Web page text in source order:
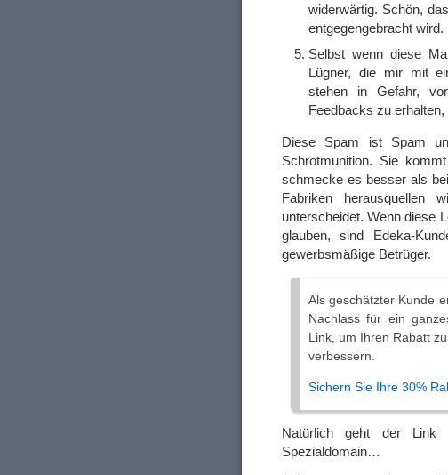
widerwärtig. Schön,
entgegengebracht wird.
Selbst wenn diese
Lügner, die mir mit
stehen in Gefahr,
Feedbacks zu
Diese Spam ist Spam
Schrotmunition. Sie
schmecke es besser als
Fabriken herausquellen
unterscheidet. Wenn diese
glauben, sind Edeka-
gewerbsmäßige Betrüger.
Als geschätzter Kunde
Nachlass für ein
Link, um Ihren Rabatt
verbessern.
Sichern Sie Ihre 30%
Natürlich geht der
Spezialdomain…